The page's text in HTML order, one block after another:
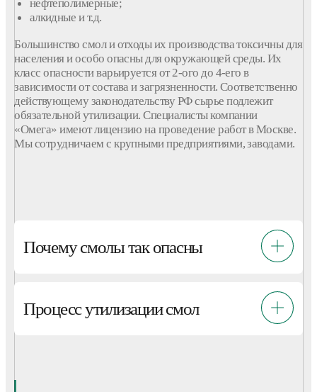
нефтеполимерные;
алкидные и т.д.
Большинство смол и отходы их производства токсичны для
населения и особо опасны для окружающей среды. Их
класс опасности варьируется от 2-ого до 4-его в
зависимости от состава и загрязненности. Соответственно
действующему законодательству РФ сырье подлежит
обязательной утилизации. Специалисты компании
«Омега» имеют лицензию на проведение работ в Москве.
Мы сотрудничаем с крупными предприятиями, заводами.
Почему смолы так опасны
Процесс утилизации смол